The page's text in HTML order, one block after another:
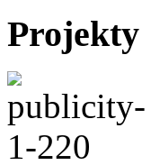
Projekty